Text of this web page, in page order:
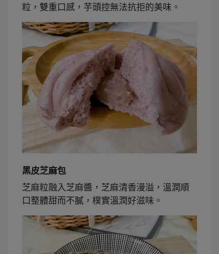
粒，雙重口感，芋頭控無法抗拒的美味。
黑皮芝麻包
芝麻粒融入芝麻醬，芝麻清香漫溢，溫潤順
口整體甜而不膩，樸實溫潤好滋味。